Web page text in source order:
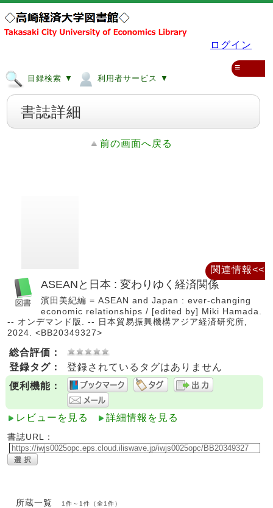
ログイン
目録検索 ▼ 利用者サービス ▼
≡
書誌詳細
前の画面へ戻る
ASEANと日本 : 変わりゆく経済関係
濱田美紀編 = ASEAN and Japan : ever-changing
economic relationships / [edited by] Miki Hamada.
-- オンデマンド版. -- 日本貿易振興機構アジア経済研究所,
2024. <BB20349327>
総合評価：
登録タグ：
登録されているタグはありません
便利機能：
レビューを見る 詳細情報を見る
書誌URL：
所蔵一覧 1件～1件（全1件）
関連情報<<